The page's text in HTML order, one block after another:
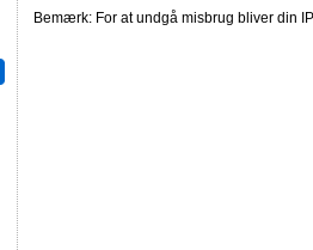
Bemærk: For at undgå misbrug bliver din